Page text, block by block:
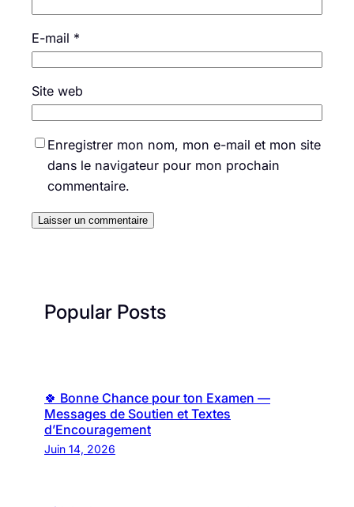
E-mail *
Site web
Enregistrer mon nom, mon e-mail et mon site
dans le navigateur pour mon prochain
commentaire.
Popular Posts
🍀 Bonne Chance pour ton Examen —
Messages de Soutien et Textes
d’Encouragement
Juin 14, 2026